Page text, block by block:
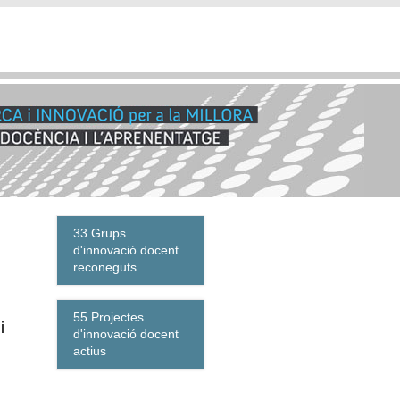
33 Grups
d'innovació docent
reconeguts
55 Projectes
d'innovació docent
actius